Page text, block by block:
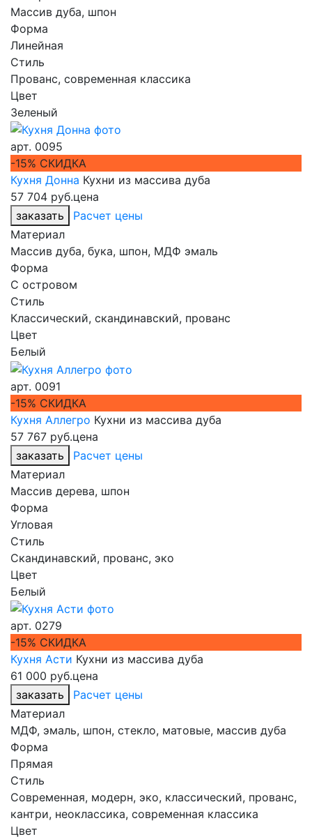
Массив дуба, шпон
Форма
Линейная
Стиль
Прованс, современная классика
Цвет
Зеленый
арт. 0095
-15% СКИДКА
Кухня Донна Кухни из массива дуба
57 704 руб.цена
заказать
Расчет цены
Материал
Массив дуба, бука, шпон, МДФ эмаль
Форма
С островом
Стиль
Классический, скандинавский, прованс
Цвет
Белый
арт. 0091
-15% СКИДКА
Кухня Аллегро Кухни из массива дуба
57 767 руб.цена
заказать
Расчет цены
Материал
Массив дерева, шпон
Форма
Угловая
Стиль
Скандинавский, прованс, эко
Цвет
Белый
арт. 0279
-15% СКИДКА
Кухня Асти Кухни из массива дуба
61 000 руб.цена
заказать
Расчет цены
Материал
МДФ, эмаль, шпон, стекло, матовые, массив дуба
Форма
Прямая
Стиль
Современная, модерн, эко, классический, прованс,
кантри, неоклассика, современная классика
Цвет